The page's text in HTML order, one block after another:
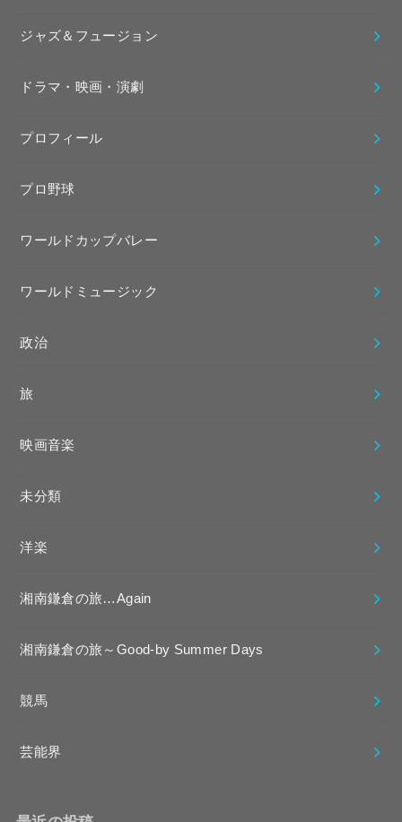
ジャズ＆フュージョン
ドラマ・映画・演劇
プロフィール
プロ野球
ワールドカップバレー
ワールドミュージック
政治
旅
映画音楽
未分類
洋楽
湘南鎌倉の旅…Again
湘南鎌倉の旅～Good-by Summer Days
競馬
芸能界